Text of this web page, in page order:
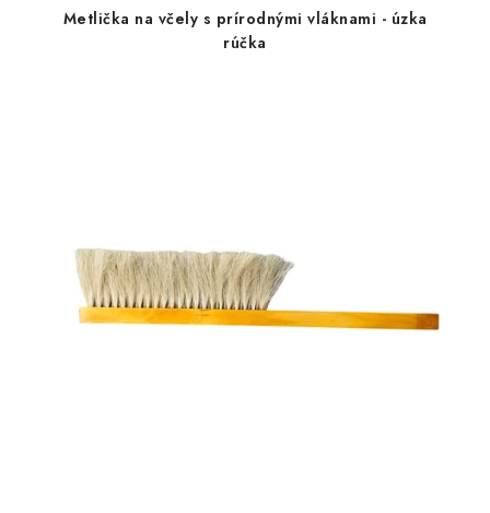
Metlička na včely s prírodnými vláknami - úzka
rúčka